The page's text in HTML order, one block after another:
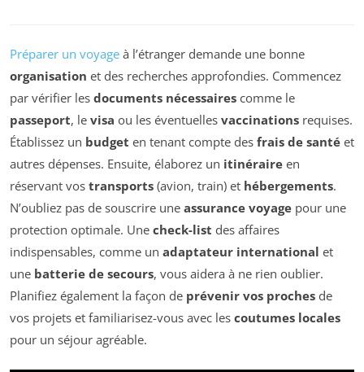
Préparer un voyage à l’étranger demande une bonne
organisation et des recherches approfondies. Commencez
par vérifier les documents nécessaires comme le
passeport, le visa ou les éventuelles vaccinations requises.
Établissez un budget en tenant compte des frais de santé et
autres dépenses. Ensuite, élaborez un itinéraire en
réservant vos transports (avion, train) et hébergements.
N’oubliez pas de souscrire une assurance voyage pour une
protection optimale. Une check-list des affaires
indispensables, comme un adaptateur international et
une batterie de secours, vous aidera à ne rien oublier.
Planifiez également la façon de prévenir vos proches de
vos projets et familiarisez-vous avec les coutumes locales
pour un séjour agréable.